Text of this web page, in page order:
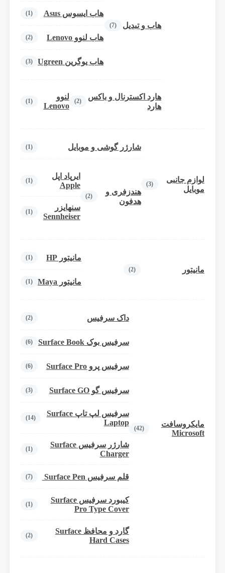
هاب و تبدیل (7)
هاب ایسوس Asus (1)
هاب لنوو Lenovo (2)
هاب یوگرین Ugreen (3)
هارد اکسترنال و باکس
هارد
(2)
لنوو
Lenovo
(1)
لوازم جانبی
موبایل
(3)
شارژر گوشی و موبایل (1)
هندزفری و
هدفون
(2)
ایرپاد اپل
Apple
(1)
سنهایزر
Sennheiser
(1)
مانیتور (2)
مانیتور HP (1)
مانیتور Maya (1)
مایکروسافت
Microsoft
(42)
داک سرفیس (2)
سرفیس بوک Surface Book (6)
سرفیس پرو Surface Pro (6)
سرفیس گو Surface GO (3)
سرفیس لپ تاپ Surface
Laptop
(14)
شارژر سرفیس Surface
Charger
(1)
قلم سرفیس Surface Pen (7)
کیبورد سرفیس Surface
Pro Type Cover
(1)
گارد و محافظ Surface
Hard Cases
(2)